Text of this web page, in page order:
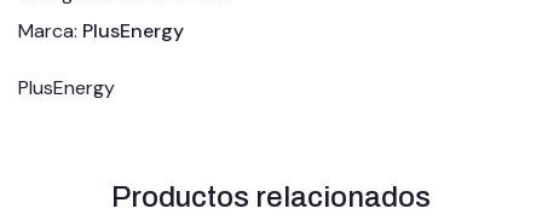
Marca: PlusEnergy
PlusEnergy
Productos relacionados